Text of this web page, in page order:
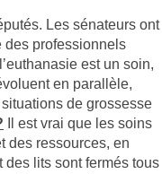
Les sénateurs ont
des professionnels
est un soin,
en parallèle,
de grossesse
Il est vrai que les soins
des ressources, en
lits sont fermés tous